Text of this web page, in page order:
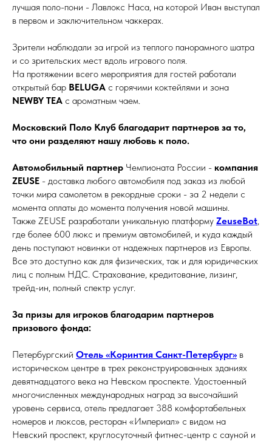
лучшая поло-пони - Лавлокс Наса, на которой Иван выступал
в первом и заключительном чаккерах.
Зрители наблюдали за игрой из теплого панорамного шатра
и со зрительских мест вдоль игрового поля.
На протяжении всего мероприятия для гостей работали
открытый бар BELUGA с горячими коктейлями и зона
NEWBY TEA с ароматным чаем.
Московский Поло Клуб благодарит партнеров за то,
что они разделяют нашу любовь к поло.
Автомобильный партнер Чемпионата России - компания
ZEUSE - доставка любого автомобиля под заказ из любой
точки мира самолетом в рекордные сроки - за 2 недели с
момента оплаты до момента получения новой машины.
Также ZEUSE разработали уникальную платформу ZeuseBot,
где более 600 люкс и премиум автомобилей, и куда каждый
день поступают новинки от надежных партнеров из Европы.
Все это доступно как для физических, так и для юридических
лиц с полным НДС. Страхование, кредитование, лизинг,
трейд-ин, полный спектр услуг.
За призы для игроков благодарим партнеров
призового фонда:
Петербургский Отель «Коринтия Санкт-Петербург» в
историческом центре в трех реконструированных зданиях
девятнадцатого века на Невском проспекте. Удостоенный
многочисленных международных наград за высочайший
уровень сервиса, отель предлагает 388 комфортабельных
номеров и люксов, ресторан «Империал» с видом на
Невский проспект, круглосуточный фитнес-центр с сауной и